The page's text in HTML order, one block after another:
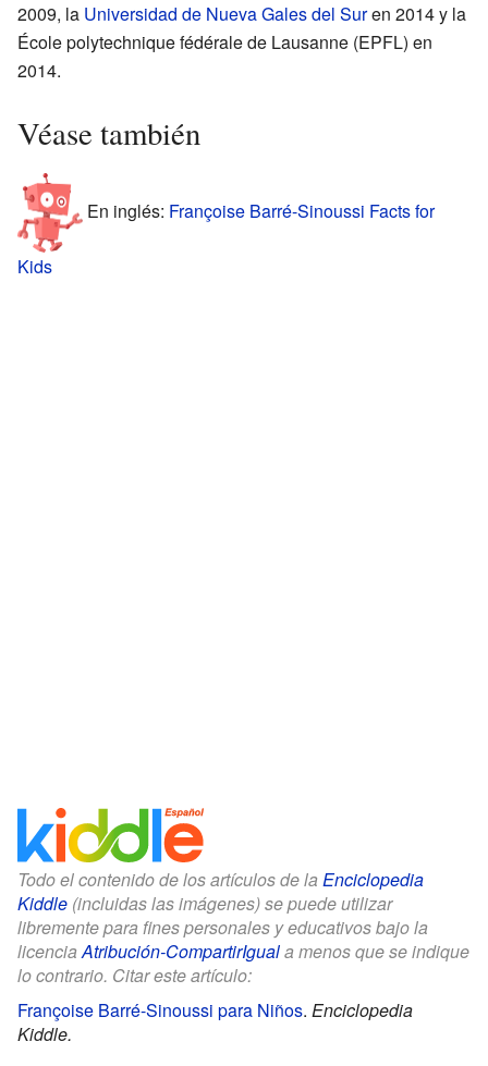
2009, la Universidad de Nueva Gales del Suren 2014 y la
École polytechnique fédérale de Lausanne (EPFL) en
2014.
Véase también
En inglés: Françoise Barré-Sinoussi Facts for
Kids
Todo el contenido de los artículos de la Enciclopedia
Kiddle (incluidas las imágenes) se puede utilizar
libremente para fines personales y educativos bajo la
licenciaAtribución-CompartirIguala menos que se indique
lo contrario. Citar este artículo:
Françoise Barré-Sinoussi para Niños. Enciclopedia
Kiddle.